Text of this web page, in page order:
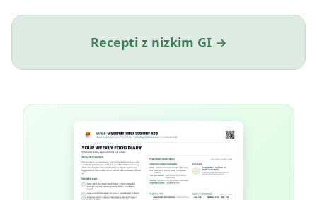
Recepti z nizkim GI →